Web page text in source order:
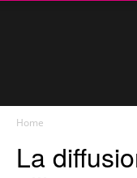
Home
La